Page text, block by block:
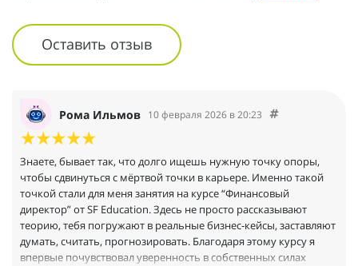
Оставить отзыв
Рома Ильмов 10 февраля 2026 в 20:23
Знаете, бывает так, что долго ищешь нужную точку опоры,
чтобы сдвинуться с мёртвой точки в карьере. Именно такой
точкой стали для меня занятия на курсе “Финансовый
директор” от SF Education. Здесь не просто рассказывают
теорию, тебя погружают в реальные бизнес-кейсы, заставляют
думать, считать, прогнозировать. Благодаря этому курсу я
впервые почувствовал уверенность в собственных силах